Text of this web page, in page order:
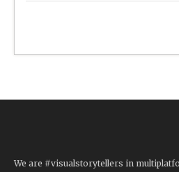
We are #visualstorytellers in